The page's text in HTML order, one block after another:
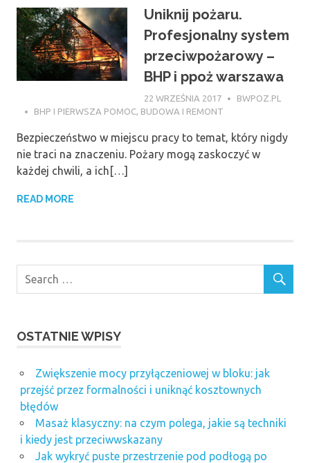
Uniknij pożaru.
Profesjonalny system
przeciwpożarowy –
BHP i ppoż warszawa
22 WRZEŚNIA 2017
BWPOZ.PL
BHP I PIERWSZA POMOC, BUDOWA I REMONT
Bezpieczeństwo w miejscu pracy to temat, który nigdy
nie traci na znaczeniu. Pożary mogą zaskoczyć w
każdej chwili, a ich[…]
READ MORE
OSTATNIE WPISY
Zwiększenie mocy przyłączeniowej w bloku: jak
przejść przez formalności i uniknąć kosztownych
błędów
Masaż klasyczny: na czym polega, jakie są techniki
i kiedy jest przeciwwskazany
Jak wykryć puste przestrzenie pod podłogą po